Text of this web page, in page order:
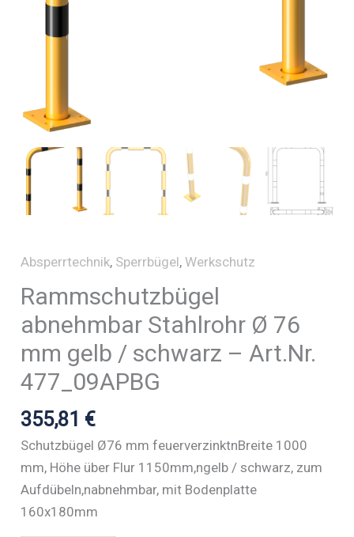
Absperrtechnik, Sperrbügel,Werkschutz
Rammschutzbügel
abnehmbar Stahlrohr Ø 76
mm gelb / schwarz – Art.Nr.
477_09APBG
355,81 €
Schutzbügel Ø76 mm feuerverzinktnBreite 1000
mm, Höhe über Flur 1150mm,ngelb / schwarz, zum
Aufdübeln,nabnehmbar, mit Bodenplatte
160x180mm